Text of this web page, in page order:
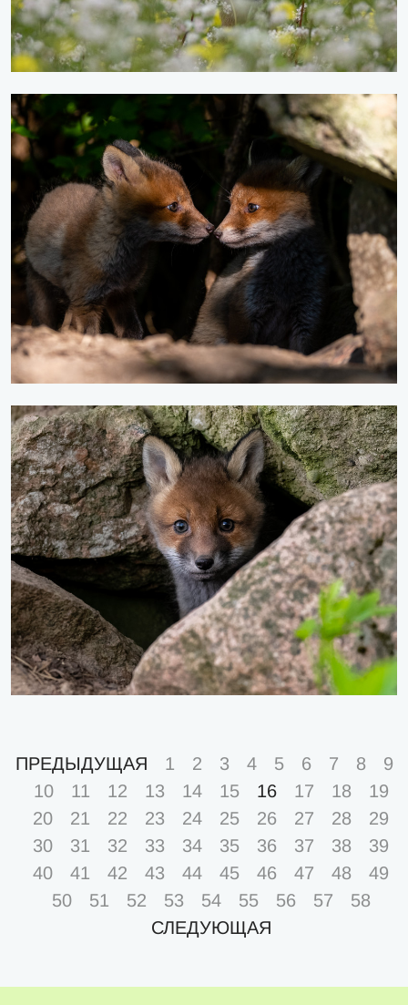
ПРЕДЫДУЩАЯ 1 2 3 4 5 6 7 8
9
10
11 12 13 14 15 16 17 18
19
20
21 22 23 24 25 26 27 28
29
30
31 32 33 34 35 36 37 38
39
40
41 42 43 44 45 46 47 48
49
50
51 52 53 54 55 56 57
58
СЛЕДУЮЩАЯ